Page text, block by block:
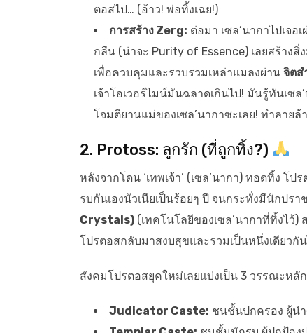
ตอสไป… (อ้าว! พ่อทิ้งเฉย!)
การสร้าง Zerg: ต่อมา เซล’นากาไปเจอ
กลืน (น่าจะ Purity of Essence) เลยสร้า
เพื่อควบคุมและรวบรวมเหล่าแมลงผ่าน จิตส
เจ้าโอเวอร์ไมน์มันฉลาดเกินไป! มันรู้ทันเซ
โจมตียานแม่ของเซล’นากาซะเลย! ทำลาย
2. Protoss: ลูกรัก (ที่ถูกทิ้ง?)
หลังจากโดน ‘เทพเจ้า’ (เซล’นากา) ทอดทิ้ง โป
รบกันเองนัวเนียเป็นร้อยๆ ปี จนกระทั่งมีนักปร
Crystals) (เทคโนโลยีของเซล’นากาที่ทิ้งไว้)
โปรตอสกลับมาสงบสุขและรวมเป็นหนึ่งเดียวกั
สังคมโปรตอสยุคใหม่เลยแบ่งเป็น 3 วรรณะหลั
Judicator Caste: ชนชั้นปกครอง ผู้น